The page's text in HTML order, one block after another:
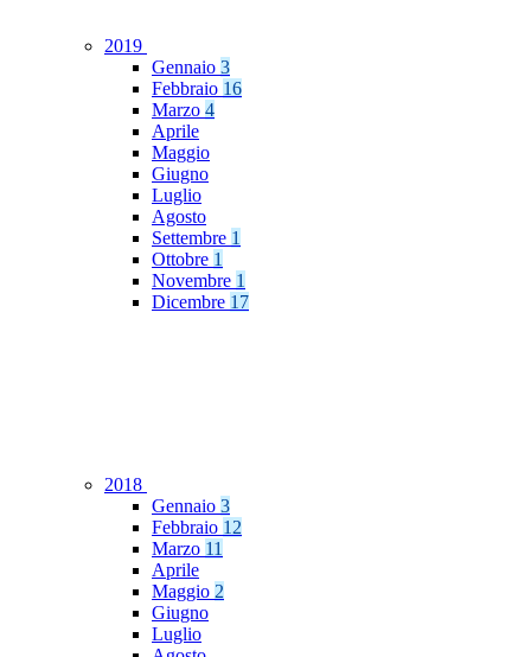
2019
Gennaio 3
Febbraio 16
Marzo 4
Aprile
Maggio
Giugno
Luglio
Agosto
Settembre 1
Ottobre 1
Novembre 1
Dicembre 17
2018
Gennaio 3
Febbraio 12
Marzo 11
Aprile
Maggio 2
Giugno
Luglio